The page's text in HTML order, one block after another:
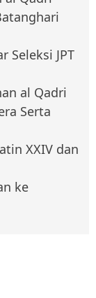
Seleksi JPT
al Qadri
Serta
XXIV dan
ke